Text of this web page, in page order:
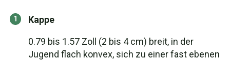
Kappe
0.79 bis 1.57 Zoll (2 bis 4 cm) breit, in der
Jugend flach konvex, sich zu einer fast ebenen